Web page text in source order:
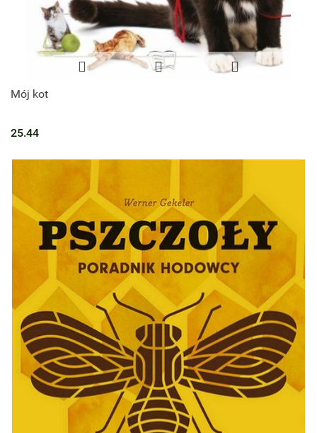
Mój kot
25.44